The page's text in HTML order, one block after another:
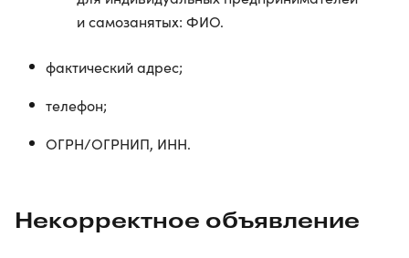
и самозанятых: ФИО.
фактический адрес;
телефон;
ОГРН/ОГРНИП, ИНН.
Некорректное объявление